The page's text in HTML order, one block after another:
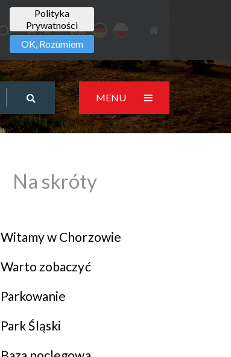
MENU
Na skróty
Witamy w Chorzowie
Warto zobaczyć
Parkowanie
Park Śląski
Polityka
Prywatności
OK, Rozumiem